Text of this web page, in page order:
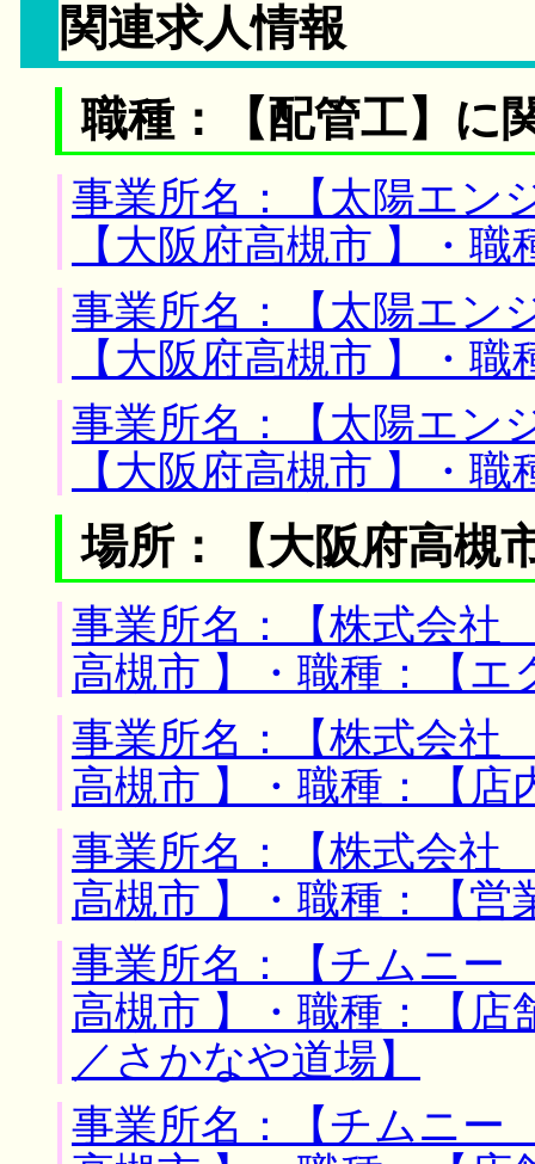
関連求人情報
職種：【配管工】に
事業所名：【太陽エ
【大阪府高槻市 】・
事業所名：【太陽エ
【大阪府高槻市 】・
事業所名：【太陽エ
【大阪府高槻市 】・
場所：【大阪府高槻
事業所名：【株式会
高槻市 】・職種：【
事業所名：【株式会
高槻市 】・職種：【
事業所名：【株式会
高槻市 】・職種：【
事業所名：【チムニ
高槻市 】・職種：【店
／さかなや道場】
事業所名：【チムニ